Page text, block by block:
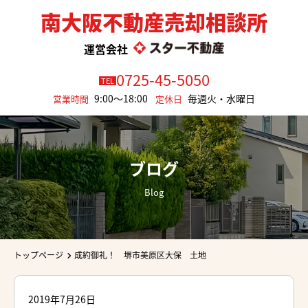
南大阪不動産売却相談所
運営会社
TEL0725-45-5050
営業時間 9:00～18:00 定休日 毎週火・水曜日
ブログ
Blog
トップページ 成約御礼！ 堺市美原区大保 土地
2019年7月26日